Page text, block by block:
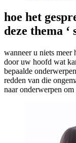
hoe het
deze thema ‘
wanneer u niets meer
door uw hoofd wat
bepaalde
redden van die
naar onderwerpen